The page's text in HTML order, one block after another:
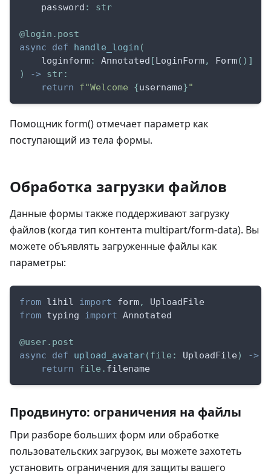
    password
: str
@login . post
async
def handle_login (
    loginform
: Annotated [LoginForm, Form( ) ]
)
-> str:
return
f"Welcome {username}"
Помощник form() отмечает параметр как
поступающий из тела формы.
Обработка загрузки файлов
Данные формы также поддерживают загрузку
файлов (когда тип контента multipart/form-data). Вы
можете объявлять загруженные файлы как
параметры:
from lihil import form,
UploadFile
from typing import Annotated
@user. post
async
def upload_avatar(file : UploadFile) ->
return
file . filename
Продвинуто: ограничения на файлы
При разборе больших форм или обработке
пользовательских загрузок, вы можете захотеть
установить ограничения для защиты вашего